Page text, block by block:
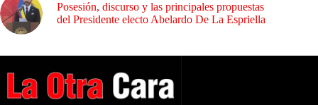
Posesión, discurso y las principales propuestas
del Presidente electo Abelardo De La Espriella